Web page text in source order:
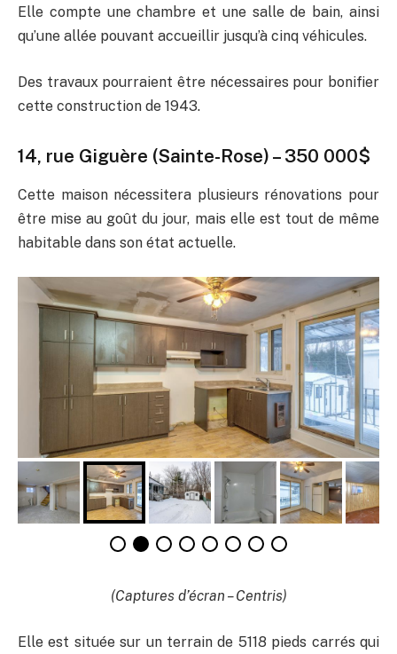
Elle compte une chambre et une salle de bain, ainsi
qu’une allée pouvant accueillir jusqu’à cinq véhicules.
Des travaux pourraient être nécessaires pour bonifier
cette construction de 1943.
14, rue Giguère (Sainte-Rose) – 350 000$
Cette maison nécessitera plusieurs rénovations pour
être mise au goût du jour, mais elle est tout de même
habitable dans son état actuelle.
(Captures d’écran – Centris)
Elle est située sur un terrain de 5118 pieds carrés qui